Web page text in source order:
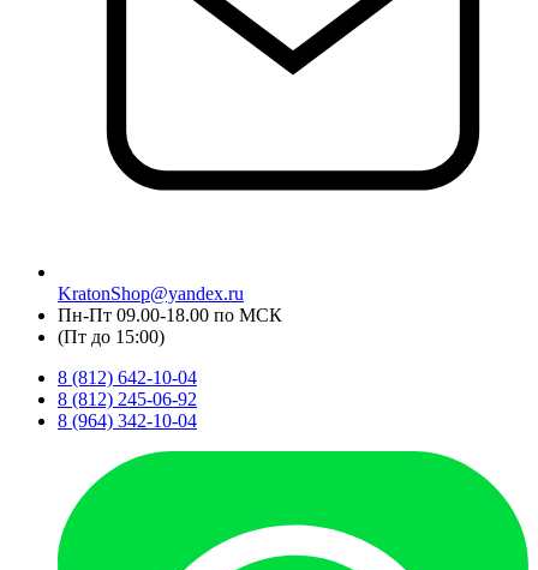
KratonShop@yandex.ru
Пн-Пт 09.00-18.00 по МСК
(Пт до 15:00)
8 (812) 642-10-04
8 (812) 245-06-92
8 (964) 342-10-04